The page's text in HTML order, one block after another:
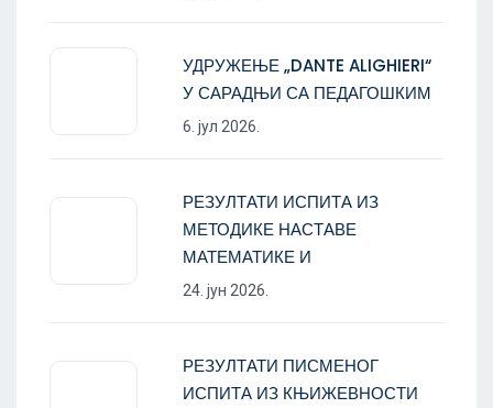
УДРУЖЕЊЕ „DANTE ALIGHIERI“
У САРАДЊИ СА ПЕДАГОШКИМ
6. јул 2026.
РЕЗУЛТАТИ ИСПИТА ИЗ
МЕТОДИКЕ НАСТАВЕ
МАТЕМАТИКЕ И
24. јун 2026.
РЕЗУЛТАТИ ПИСМЕНОГ
ИСПИТА ИЗ КЊИЖЕВНОСТИ